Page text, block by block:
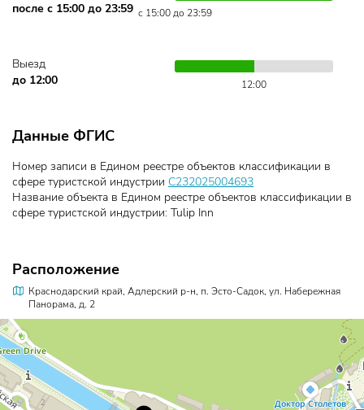
после с 15:00 до 23:59 с 15:00 до 23:59
Выезд
до 12:00 12:00
Данные ФГИС
Номер записи в Едином реестре объектов классификации в
сфере туристской индустрии С232025004693
Название объекта в Едином реестре объектов классификации в
сфере туристской индустрии: Tulip Inn
Расположение
Краснодарский край, Адлерский р-н, п. Эсто-Садок, ул. Набережная
Панорама, д. 2